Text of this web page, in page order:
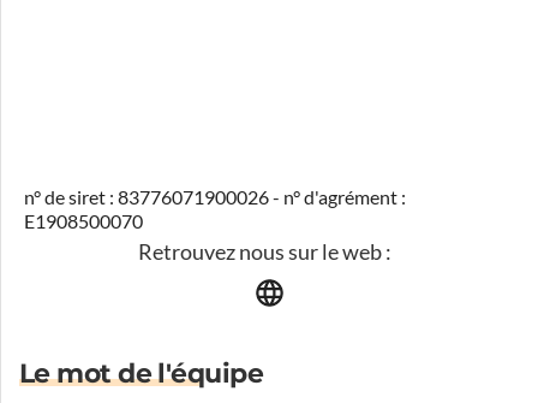
n° de siret : 83776071900026 - n° d'agrément :
E1908500070
Retrouvez nous sur le web :
Le mot de l'équipe